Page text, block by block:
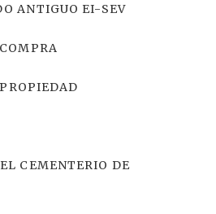
ANTIGUO EI-SEV
CEMENTERIO DE